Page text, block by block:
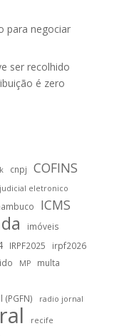
para negociar
ser recolhido
é zero
cnpj COFINS
eletronico
ICMS
imóveis
IRPF2025
irpf2026
MP multa
radio jornal
recife